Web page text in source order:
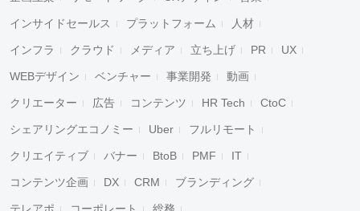
インサイドセールス プラットフォーム 人材
インフラ クラウド メディア 立ち上げ PR UX
WEBデザイン ベンチャー 事業開発 動画
クリエーター 広告 コンテンツ HR Tech CtoC
シェアリングエコノミー Uber フルリモート
クリエイティブ バナー BtoB PMF IT
コンテンツ企画 DX CRM ブランディング